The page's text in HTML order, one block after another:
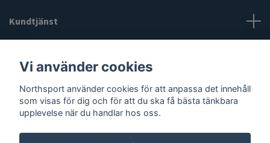
Kundtjänst
Sociala medier
Vi använder cookies
Northsport använder cookies för att anpassa det innehåll
som visas för dig och för att du ska få bästa tänkbara
upplevelse när du handlar hos oss.